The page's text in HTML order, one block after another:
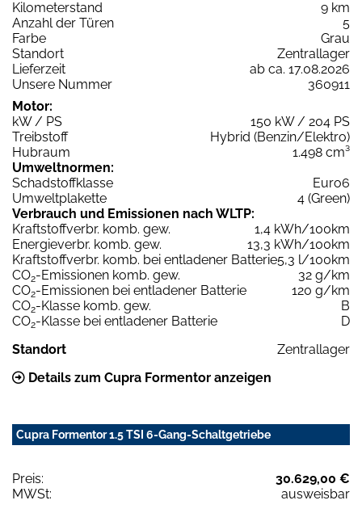
Kilometerstand
9 km
Anzahl der Türen
5
Farbe
Grau
Standort
Zentrallager
Lieferzeit
ab ca. 17.08.2026
Unsere Nummer
360911
Motor:
kW / PS
150 kW / 204 PS
Treibstoff
Hybrid (Benzin/Elektro)
Hubraum
1.498 cm³
Umweltnormen:
Schadstoffklasse
Euro6
Umweltplakette
4 (Green)
Verbrauch und Emissionen nach WLTP:
Kraftstoffverbr. komb. gew.
1,4 kWh/100km
Energieverbr. komb. gew.
13,3 kWh/100km
Kraftstoffverbr. komb. bei entladener Batterie5,3 l/100km
CO2-Emissionen komb. gew.
32 g/km
CO2-Emissionen bei entladener Batterie
120 g/km
CO2-Klasse komb. gew.
B
CO2-Klasse bei entladener Batterie
D
Standort
Zentrallager
Details zum Cupra Formentor anzeigen
Cupra Formentor 1.5 TSI 6-Gang-Schaltgetriebe
Preis:
30.629,00 €
MWSt:
ausweisbar